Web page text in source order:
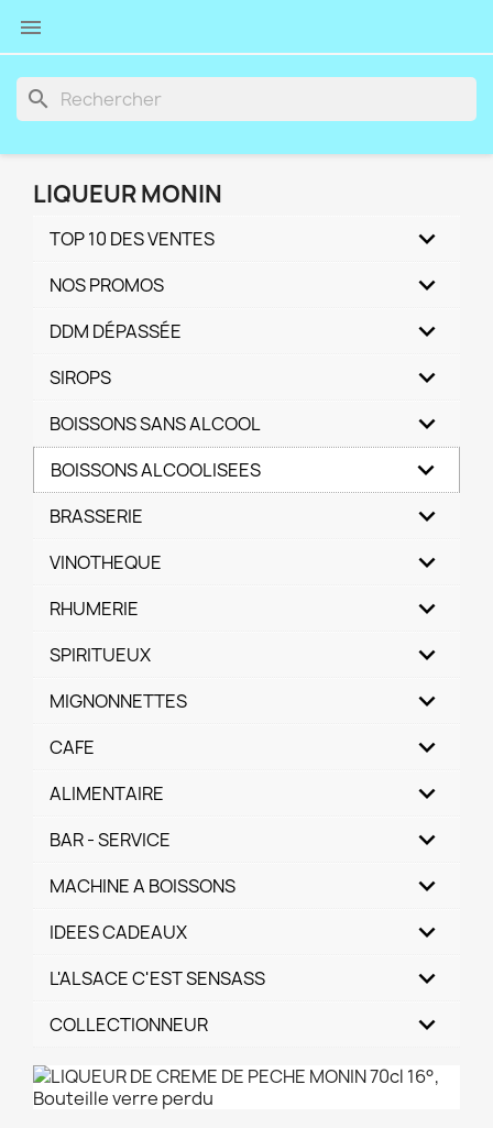

search
LIQUEUR MONIN
TOP 10 DES VENTES
NOS PROMOS
DDM DÉPASSÉE
SIROPS
BOISSONS SANS ALCOOL
BOISSONS ALCOOLISEES
BRASSERIE
VINOTHEQUE
RHUMERIE
SPIRITUEUX
MIGNONNETTES
CAFE
ALIMENTAIRE
BAR - SERVICE
MACHINE A BOISSONS
IDEES CADEAUX
L'ALSACE C'EST SENSASS
COLLECTIONNEUR